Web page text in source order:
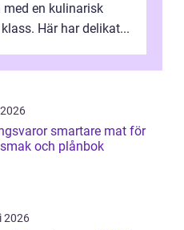
en kulinarisk
Här har delikat...
smartare mat för
och plånbok
2026